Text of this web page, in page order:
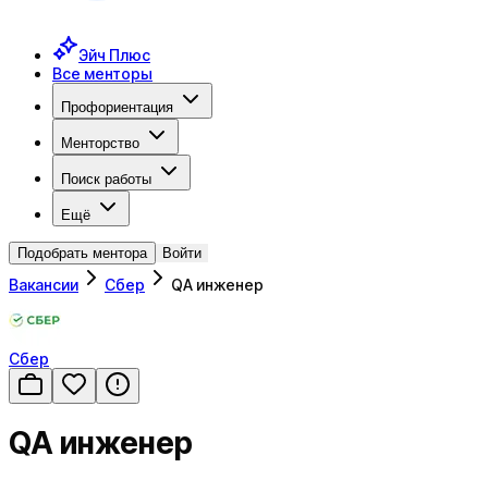
Эйч Плюс
Все менторы
Профориентация
Менторство
Поиск работы
Ещё
Подобрать ментора Войти
Вакансии Сбер QA инженер
Сбер
QA инженер